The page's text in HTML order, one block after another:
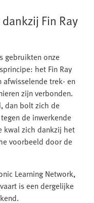
Fin Ray
gebruikten onze
het Fin Ray
trek- en
zijn verbonden.
dan bolt zich de
de inwerkende
kwal zich dankzij het
voorbeeld door de
Learning Network,
is een dergelijke